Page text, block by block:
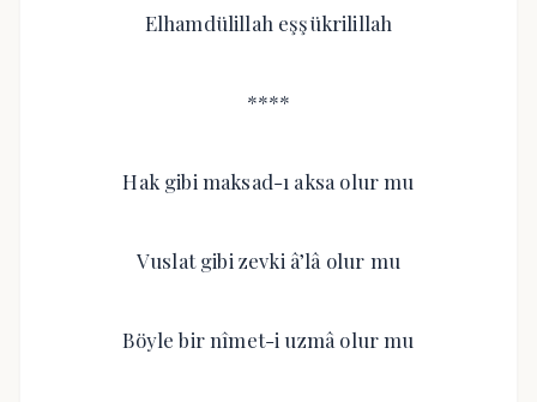
Elhamdülillah eşşükrilillah
****
Hak gibi maksad-ı aksa olur mu
Vuslat gibi zevki â’lâ olur mu
Böyle bir nîmet-i uzmâ olur mu